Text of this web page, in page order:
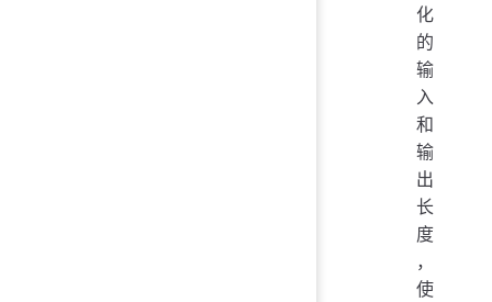
化
的
输
入
和
输
出
长
度
，
使